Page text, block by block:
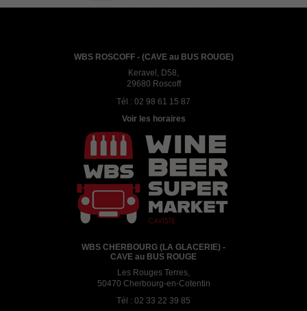
WBS ROSCOFF - (CAVE au BUS ROUGE)
Keravel, D58,
29680 Roscoff
Tél : 02 98 61 15 87
Voir les horaires
WBS CHERBOURG (LA GLACERIE) -
CAVE au BUS ROUGE
Les Rouges Terres,
50470 Cherbourg-en-Cotentin
Tél : 02 33 22 39 85